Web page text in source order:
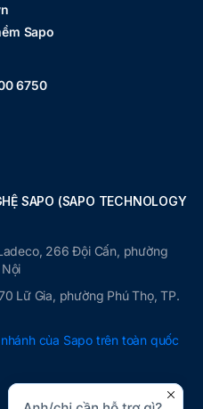
Sapo
6750
SAPO (SAPO TECHNOLOGY
266 Đội Cấn, phường
Lữ Gia, phường Phú Thọ, TP.
của Sapo trên toàn quốc